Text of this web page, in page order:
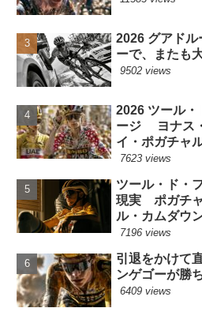
2026 グアド
ーで、またも
9502 views
2026 ツール
ージ ヨナス
イ・ポガチャ
7623 views
ツール・ド・
現実 ポガチ
ル・カムダウ
7196 views
引退をかけて
ンゲゴーが勝
6409 views